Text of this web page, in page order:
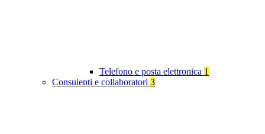
Telefono e posta elettronica 1
Consulenti e collaboratori 3